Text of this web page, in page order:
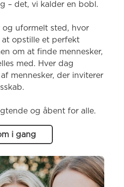
– det, vi kalder en bobl.
uformelt sted, hvor
opstille et perfekt
om at finde mennesker,
med. Hver dag
mennesker, der inviterer
og åbent for alle.
i gang